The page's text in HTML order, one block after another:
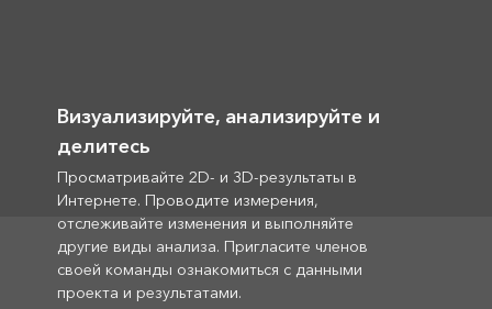
Визуализируйте, анализируйте и
делитесь
Просматривайте 2D- и 3D-результаты в
Интернете. Проводите измерения,
отслеживайте изменения и выполняйте
другие виды анализа. Пригласите членов
своей команды ознакомиться с данными
проекта и результатами.